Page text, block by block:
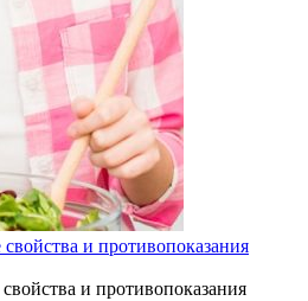
и противопоказания
и противопоказания